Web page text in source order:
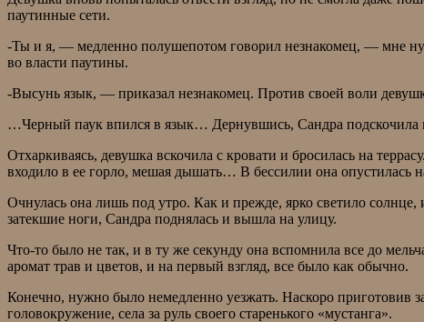
паутинные сети.
-Ты и я, — медленно полушепотом говорил незнакомец, — мне
во власти паутины.
-Высунь язык, — приказал незнакомец. Против своей воли
…Черный паук впился в язык… Дернувшись, Сандра подскочила
Отхаркиваясь, девушка вскочила с кровати и бросилась на
входило в ее горло, мешая дышать… В бессилии она опустилась
Очнулась она лишь под утро. Как и прежде, ярко светило
затекшие ноги, Сандра поднялась и вышла на улицу.
Что-то было не так, и в ту же секунду она вспомнила все до
аромат трав и цветов, и на первый взгляд, все было как обычно.
Конечно, нужно было немедленно уезжать. Наскоро приготовив
головокружение, села за руль своего старенького «мустанга».